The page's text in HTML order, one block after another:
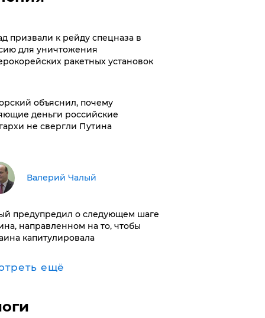
призвали к рейду спецназа в
для уничтожения
ракетных установок
объяснил, почему
деньги российские
не свергли Путина
Валерий Чалый
предупредил о следующем шаге
направленном на то, чтобы
капитулировала
ещё